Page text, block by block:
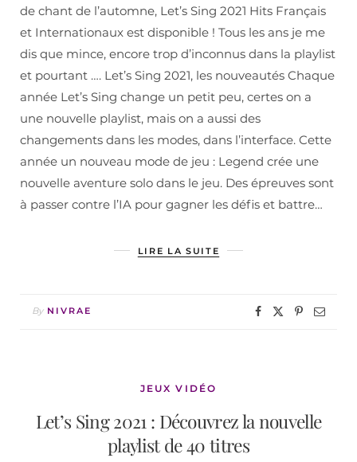
de chant de l’automne, Let’s Sing 2021 Hits Français
et Internationaux est disponible ! Tous les ans je me
dis que mince, encore trop d’inconnus dans la playlist
et pourtant …. Let’s Sing 2021, les nouveautés Chaque
année Let’s Sing change un petit peu, certes on a
une nouvelle playlist, mais on a aussi des
changements dans les modes, dans l’interface. Cette
année un nouveau mode de jeu : Legend crée une
nouvelle aventure solo dans le jeu. Des épreuves sont
à passer contre l’IA pour gagner les défis et battre…
LIRE LA SUITE
By NIVRAE
JEUX VIDÉO
Let’s Sing 2021 : Découvrez la nouvelle
playlist de 40 titres